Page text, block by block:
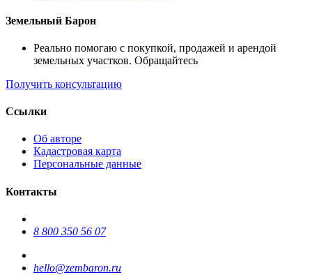
Земельный Барон
Реально помогаю с покупкой, продажей и арендой
земельных участков. Обращайтесь
Получить консультацию
Ссылки
Об авторе
Кадастровая карта
Персональные данные
Контакты
8 800 350 56 07
hello@zembaron.ru